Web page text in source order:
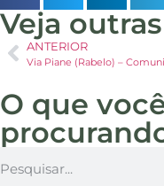
Veja
ANTERIOR
O que